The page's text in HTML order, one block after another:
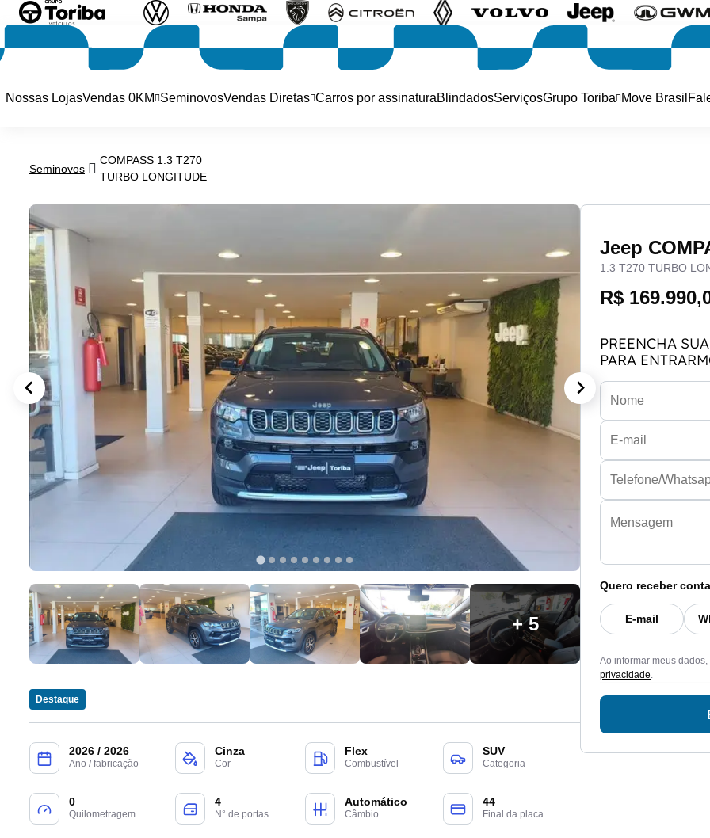
Nossas LojasVendas 0KM SeminovosVendas Diretas Carros por assinaturaBlindadosServiçosGrupo Toriba Move Brasil
Seminovos
COMPASS 1.3 T270
TURBO LONGITUDE
+ 5
Destaque
2026 / 2026
Ano / fabricação
Cinza
Cor
Flex
Combustível
SUV
Categoria
0
Quilometragem
4
N° de portas
Automático
Câmbio
44
Final da placa
Jeep
1.3 T270 TURBO
R$
PREENCHA
PARA
Quero receber
E-mail
Ao informar meus
privacidade.